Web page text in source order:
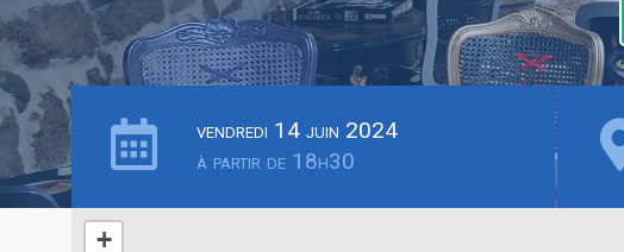
vendredi 14 juin 2024
à partir de 18h30
+